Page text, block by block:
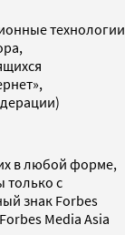
технологии
в любой форме,
только с
знак Forbes
Media Asia